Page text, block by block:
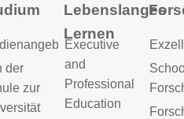
der
zur
Lebenslanges
Lernen
Executive
and
Professional
Education